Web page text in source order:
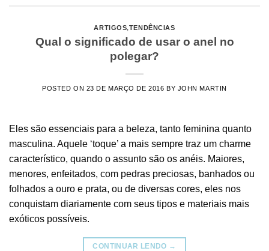
ARTIGOS,TENDÊNCIAS
Qual o significado de usar o anel no
polegar?
POSTED ON 23 DE MARÇO DE 2016 BY JOHN MARTIN
Eles são essenciais para a beleza, tanto feminina quanto
masculina. Aquele ‘toque’ a mais sempre traz um charme
característico, quando o assunto são os anéis. Maiores,
menores, enfeitados, com pedras preciosas, banhados ou
folhados a ouro e prata, ou de diversas cores, eles nos
conquistam diariamente com seus tipos e materiais mais
exóticos possíveis.
CONTINUAR LENDO →